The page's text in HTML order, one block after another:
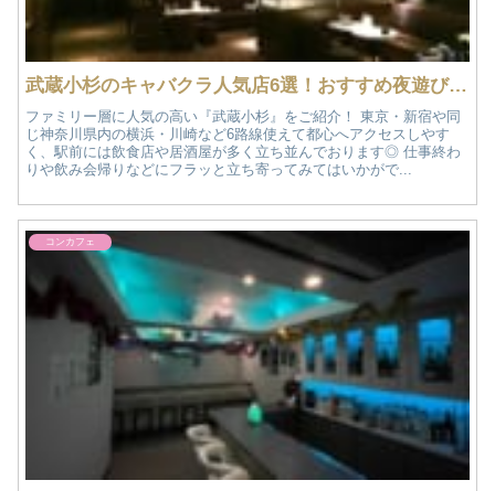
武蔵小杉のキャバクラ人気店6選！おすすめ夜遊び情報
ファミリー層に人気の高い『武蔵小杉』をご紹介！ 東京・新宿や同
じ神奈川県内の横浜・川崎など6路線使えて都心へアクセスしやす
く、駅前には飲食店や居酒屋が多く立ち並んでおります◎ 仕事終わ
りや飲み会帰りなどにフラッと立ち寄ってみてはいかがで...
コンカフェ